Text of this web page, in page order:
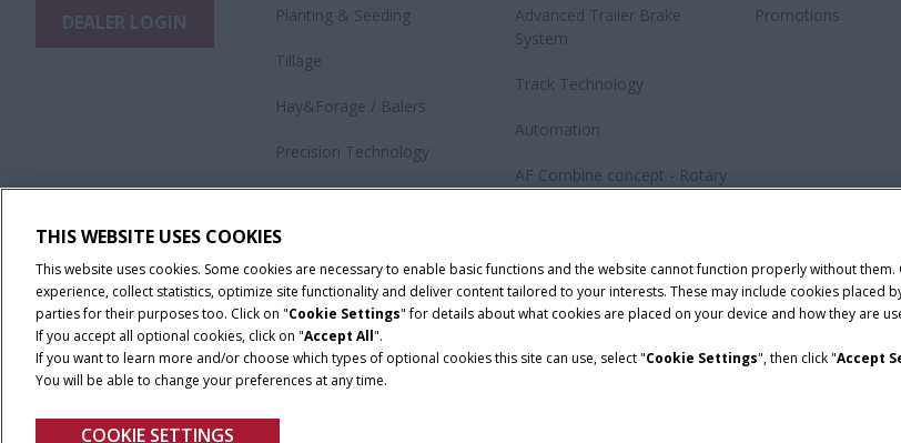
​Planting & Seeding
Tillage
Hay&Forage / Balers
Precision Technology
Application Equipment
Advanced Trailer Brake
System
Track Technology
Automation
AF Combine concept - Rotary
TwinePro
Promotions
THIS WEBSITE USES COOKIES
This website uses cookies. Some cookies are necessary to enable basic functions and the website cannot function properly without
experience, collect statistics, optimize site functionality and deliver content tailored to your interests. These may include cookies
parties for their purposes too. Click on "Cookie Settings" for details about what cookies are placed on your device and how they are
If you accept all optional cookies, click on "Accept All".
If you want to learn more and/or choose which types of optional cookies this site can use, select "Cookie Settings", then click "Accept
You will be able to change your preferences at any time.
COOKIE SETTINGS